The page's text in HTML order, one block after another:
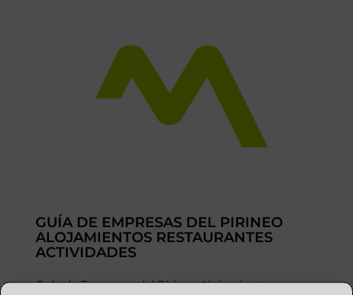
GUÍA DE EMPRESAS DEL PIRINEO
ALOJAMIENTOS RESTAURANTES
ACTIVIDADES
Guía de Empresas del Pirineo Alojamientos